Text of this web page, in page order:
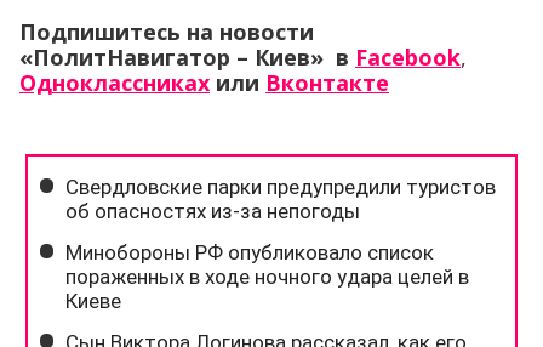
Подпишитесь на новости
«ПолитНавигатор – Киев» в Facebook,
Одноклассниках или Вконтакте